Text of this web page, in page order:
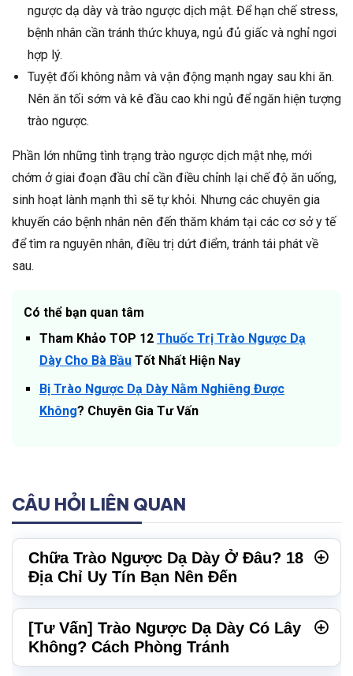
ngược dạ dày và trào ngược dịch mật. Để hạn chế stress,
bệnh nhân cần tránh thức khuya, ngủ đủ giấc và nghỉ ngơi
hợp lý.
Tuyệt đối không nằm và vận động mạnh ngay sau khi ăn.
Nên ăn tối sớm và kê đầu cao khi ngủ để ngăn hiện tượng
trào ngược.
Phần lớn những tình trạng trào ngược dịch mật nhẹ, mới
chớm ở giai đoạn đầu chỉ cần điều chỉnh lại chế độ ăn uống,
sinh hoạt lành mạnh thì sẽ tự khỏi. Nhưng các chuyên gia
khuyến cáo bệnh nhân nên đến thăm khám tại các cơ sở y tế
để tìm ra nguyên nhân, điều trị dứt điểm, tránh tái phát về
sau.
Có thể bạn quan tâm
Tham Khảo TOP 12 Thuốc Trị Trào Ngược Dạ
Dày Cho Bà Bầu Tốt Nhất Hiện Nay
Bị Trào Ngược Dạ Dày Nằm Nghiêng Được
Không? Chuyên Gia Tư Vấn
CÂU HỎI LIÊN QUAN
Chữa Trào Ngược Dạ Dày Ở Đâu? 18
Địa Chỉ Uy Tín Bạn Nên Đến
[Tư Vấn] Trào Ngược Dạ Dày Có Lây
Không? Cách Phòng Tránh